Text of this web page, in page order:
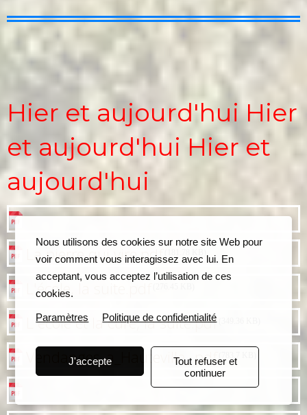
Hier et aujourd'hui Hier
et aujourd'hui Hier et
aujourd'hui
Le sentier des légendes la suite.pdf(204.87 KB)
La pierre qui vire.pdf
L'école, la suite.pdf
L école et la cure, la suite.pdf
Vendanges_a_Hauteville_.pdf
Nous utilisons des cookies sur notre site Web pour
voir comment vous interagissez avec lui. En
acceptant, vous acceptez l’utilisation de ces
cookies.
Paramètres Politique de confidentialité
J'accepte
Tout refuser et
continuer